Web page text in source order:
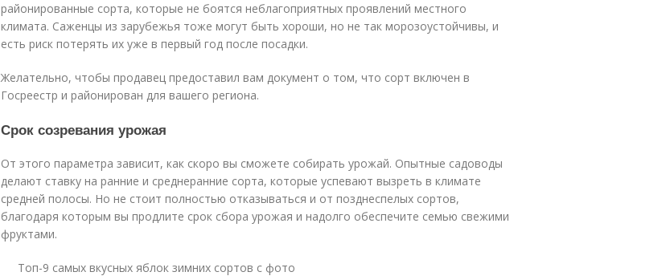
районированные сорта, которые не боятся неблагоприятных проявлений местного
климата. Саженцы из зарубежья тоже могут быть хороши, но не так морозоустойчивы, и
есть риск потерять их уже в первый год после посадки.
Желательно, чтобы продавец предоставил вам документ о том, что сорт включен в
Госреестр и районирован для вашего региона.
Срок созревания урожая
От этого параметра зависит, как скоро вы сможете собирать урожай. Опытные садоводы
делают ставку на ранние и среднеранние сорта, которые успевают вызреть в климате
средней полосы. Но не стоит полностью отказываться и от позднеспелых сортов,
благодаря которым вы продлите срок сбора урожая и надолго обеспечите семью свежими
фруктами.
Топ-9 самых вкусных яблок зимних сортов с фото